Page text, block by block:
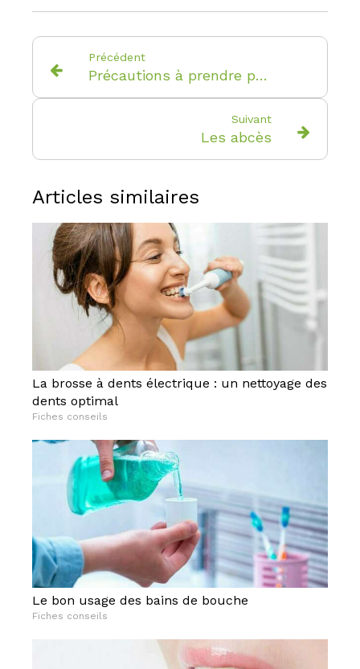
Précédent
Précautions à prendre pour un comblement de sinus
Suivant
Les abcès
Articles similaires
La brosse à dents électrique : un nettoyage des
dents optimal
Fiches conseils
Le bon usage des bains de bouche
Fiches conseils